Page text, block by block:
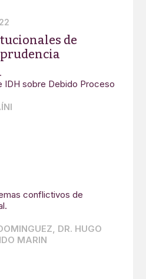
de
IDH sobre Debido Proceso
conflictivos de
DR. HUGO
MARIN